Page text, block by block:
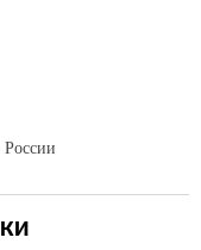
России